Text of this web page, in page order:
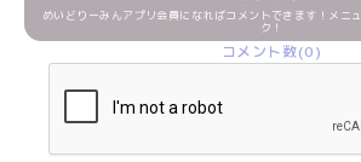
めいどりーみんアプリ会員になればコメントできます！メニ
ク！
コメント数(0)